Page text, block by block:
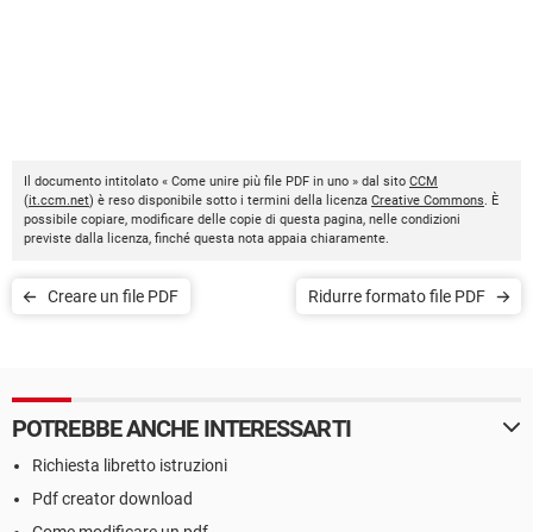
Il documento intitolato « Come unire più file PDF in uno » dal sito CCM
(it.ccm.net) è reso disponibile sotto i termini della licenza Creative Commons. È
possibile copiare, modificare delle copie di questa pagina, nelle condizioni
previste dalla licenza, finché questa nota appaia chiaramente.
Creare un file PDF Ridurre formato file PDF
POTREBBE ANCHE INTERESSARTI
Richiesta libretto istruzioni
Pdf creator download